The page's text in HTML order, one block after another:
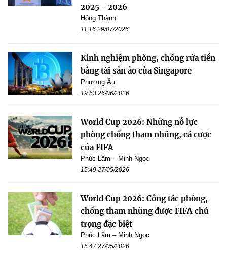
2025 - 2026
Hồng Thành
11:16 29/07/2026
Kinh nghiệm phòng, chống rửa tiền
bằng tài sản ảo của Singapore
Phương Âu
19:53 26/06/2026
World Cup 2026: Những nỗ lực
phòng chống tham nhũng, cá cược
của FIFA
Phúc Lâm – Minh Ngọc
15:49 27/05/2026
World Cup 2026: Công tác phòng,
chống tham nhũng được FIFA chú
trọng đặc biệt
Phúc Lâm – Minh Ngọc
15:47 27/05/2026